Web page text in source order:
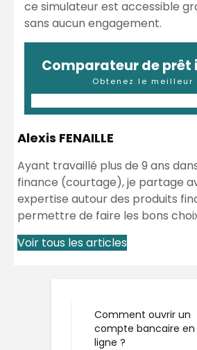
ce simulateur est accessible
sans aucun engagement.
Comparateur de prêt
Obtenez le meilleur
Alexis FENAILLE
Ayant travaillé plus de 9 ans
finance (courtage), je partage
expertise autour des produits
permettre de faire les bons
Voir tous les articles
Comment ouvrir un
compte bancaire en
ligne ?